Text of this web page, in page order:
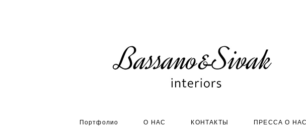
Портфолио О НАС КОНТАКТЫ ПРЕССА О